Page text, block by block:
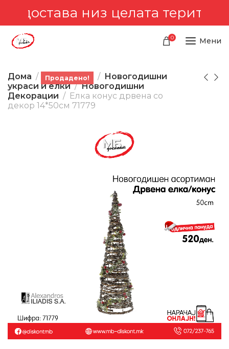
достава низ целата
0 Мени
Дома Производи
Новогодишни
украси и елки
Новогодишни
Декорации
Елка конус дрвена со
декор 14*50см 71779
Продадено!